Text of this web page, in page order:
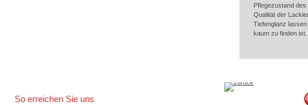
Pflegezustand
Qualität der
Tiefenglanz
kaum zu finden
So erreichen Sie uns